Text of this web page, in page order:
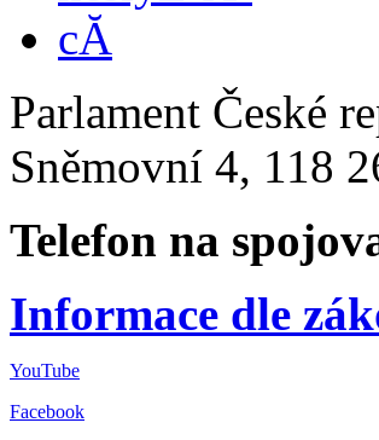
Parlament České
Sněmovní 4, 118
Telefon na
Informace dle
YouTube
Facebook